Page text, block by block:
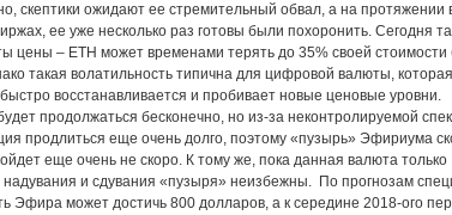
скептики ожидают ее стремительный обвал, а на протяжении
ее уже несколько раз готовы были похоронить. Сегодня
цены – ETH может временами терять до 35% своей стоимости
такая волатильность типична для цифровой валюты,
восстанавливается и пробивает новые ценовые уровни.
продолжаться бесконечно, но из-за неконтролируемой
продлиться еще очень долго, поэтому «пузырь» Эфириума
еще очень не скоро. К тому же, пока данная валюта только
и сдувания «пузыря» неизбежны. По прогнозам
Эфира может достичь 800 долларов, а к середине 2018-ого